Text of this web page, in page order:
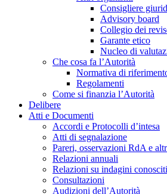
Consigliere
Advisory board
Collegio dei
Garante etico
Nucleo di
Che cosa fa l’Autorità
Normativa di
Regolamenti
Come si finanzia l’Autorità
Delibere
Atti e Documenti
Accordi e Protocolli d’intesa
Atti di segnalazione
Pareri, osservazioni RdA e
Relazioni annuali
Relazioni su indagini
Consultazioni
Audizioni dell’Autorità